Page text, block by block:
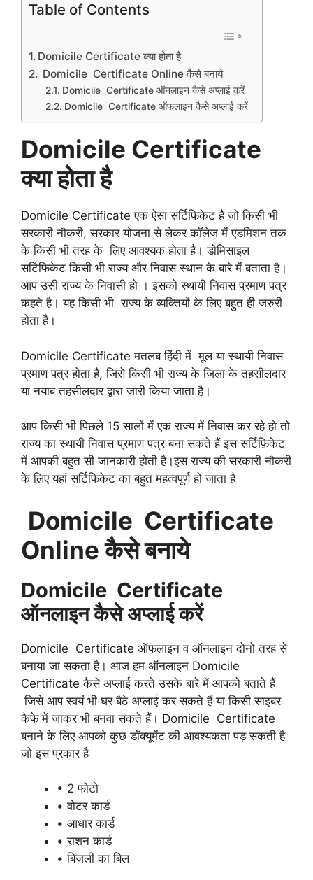
Table of Contents
Domicile Certificate क्या होता है
Domicile Certificate Online कैसे बनाये
Domicile Certificate ऑनलाइन कैसे अप्लाई करें
Domicile Certificate ऑफलाइन कैसे अप्लाई करें
Domicile Certificate
क्या होता है
Domicile Certificate एक ऐसा सर्टिफिकेट है जो किसी भी
सरकारी नौकरी, सरकार योजना से लेकर कॉलेज में एडमिशन तक
के किसी भी तरह के लिए आवश्यक होता है। डोमिसाइल
सर्टिफिकेट किसी भी राज्य और निवास स्थान के बारे में बताता है।
आप उसी राज्य के निवासी हो । इसको स्थायी निवास प्रमाण पत्र
कहते है। यह किसी भी राज्य के व्यक्तियों के लिए बहुत ही जरुरी
होता है।
Domicile Certificate मतलब हिंदी में मूल या स्थायी निवास
प्रमाण पत्र होता है, जिसे किसी भी राज्य के जिला के तहसीलदार
या नयाब तहसीलदार द्वारा जारी किया जाता है।
आप किसी भी पिछले 15 सालों में एक राज्य में निवास कर रहे हो तो
राज्य का स्थायी निवास प्रमाण पत्र बना सकते हैं इस सर्टिफ़िकेट
में आपकी बहुत सी जानकारी होती है।इस राज्य की सरकारी नौकरी
के लिए यहां सर्टिफिकेट का बहुत महत्वपूर्ण हो जाता है
Domicile Certificate
Online कैसे बनाये
Domicile Certificate
ऑनलाइन कैसे अप्लाई करें
Domicile Certificate ऑफलाइन व ऑनलाइन दोनो तरह से
बनाया जा सकता है। आज हम ऑनलाइन Domicile
Certificate कैसे अप्लाई करते उसके बारे में आपको बताते हैं
जिसे आप स्वयं भी घर बैठे अप्लाई कर सकते हैं या किसी साइबर
कैफे में जाकर भी बनवा सकते हैं। Domicile Certificate
बनाने के लिए आपको कुछ डॉक्यूमेंट की आवश्यकता पड़ सकती है
जो इस प्रकार है
• 2 फोटो
• वोटर कार्ड
• आधार कार्ड
• राशन कार्ड
• बिजली का बिल